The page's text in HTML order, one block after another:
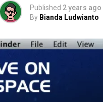
Published 2 years ago
By Bianda Ludwianto